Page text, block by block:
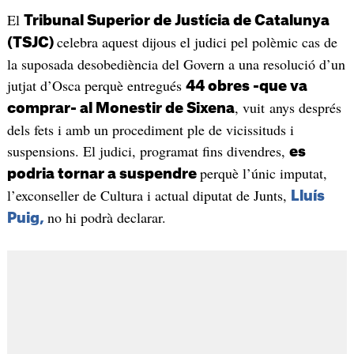
El Tribunal Superior de Justícia de Catalunya
(TSJC) celebra aquest dijous el judici pel polèmic cas de
la suposada desobediència del Govern a una resolució d’un
jutjat d’Osca perquè entregués 44 obres -que va
comprar- al Monestir de Sixena, vuit anys després
dels fets i amb un procediment ple de vicissituds i
suspensions. El judici, programat fins divendres, es
podria tornar a suspendre perquè l’únic imputat,
l’exconseller de Cultura i actual diputat de Junts, Lluís
Puig, no hi podrà declarar.